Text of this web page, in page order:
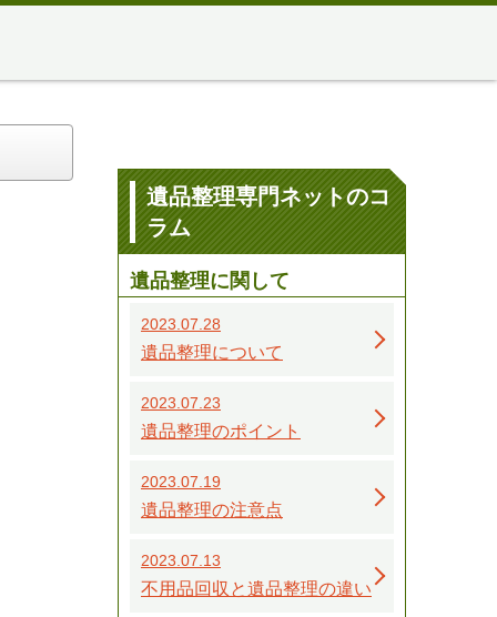
遺品整理専門ネットのコ
ラム
遺品整理に関して
2023.07.28
遺品整理について
2023.07.23
遺品整理のポイント
2023.07.19
遺品整理の注意点
2023.07.13
不用品回収と遺品整理の違い